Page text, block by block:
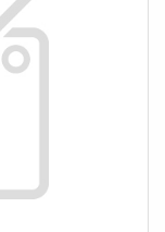
1 point
Uniko Lite S est